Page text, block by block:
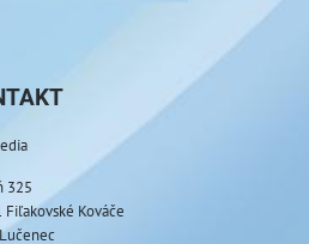
325
Kováče